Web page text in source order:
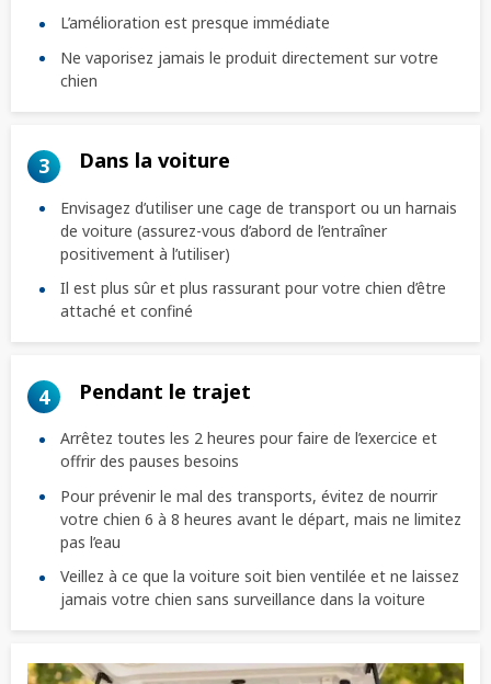
L’amélioration est presque immédiate
Ne vaporisez jamais le produit directement sur votre
chien
3 Dans la voiture
Envisagez d’utiliser une cage de transport ou un harnais
de voiture (assurez-vous d’abord de l’entraîner
positivement à l’utiliser)
Il est plus sûr et plus rassurant pour votre chien d’être
attaché et confiné
4 Pendant le trajet
Arrêtez toutes les 2 heures pour faire de l’exercice et
offrir des pauses besoins
Pour prévenir le mal des transports, évitez de nourrir
votre chien 6 à 8 heures avant le départ, mais ne limitez
pas l’eau
Veillez à ce que la voiture soit bien ventilée et ne laissez
jamais votre chien sans surveillance dans la voiture